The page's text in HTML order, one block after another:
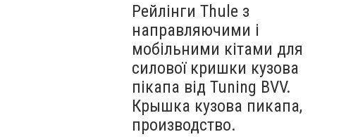
Рейлінги Thule з
направляючими і
мобільними кітами для
силової кришки кузова
пікапа від Tuning BVV.
Крышка кузова пикапа,
производство.